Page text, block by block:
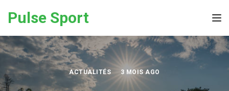
Pulse Sport
ACTUALITÉS 3 MOIS AGO